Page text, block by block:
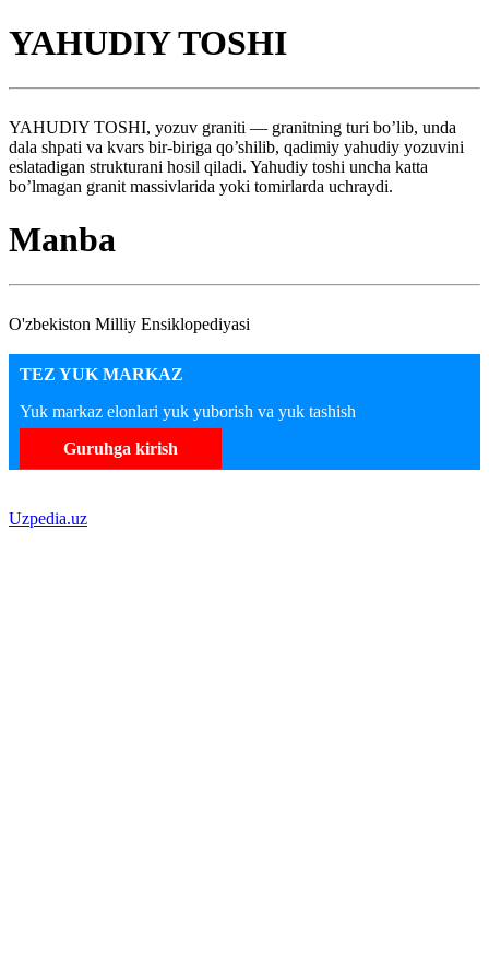
YAHUDIY TOSHI
YAHUDIY TOSHI, yozuv graniti — granitning turi bo’lib, unda
dala shpati va kvars bir-biriga qo’shilib, qadimiy yahudiy yozuvini
eslatadigan strukturani hosil qiladi. Yahudiy toshi uncha katta
bo’lmagan granit massivlarida yoki tomirlarda uchraydi.
Manba
O'zbekiston Milliy Ensiklopediyasi
TEZ YUK MARKAZ
Yuk markaz elonlari yuk yuborish va yuk tashish
Guruhga kirish
Uzpedia.uz